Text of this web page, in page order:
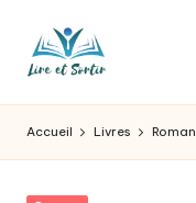
L
ir
e
pour
les
Accueil Livres Roman